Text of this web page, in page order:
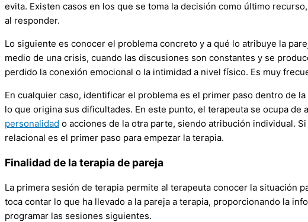
evita. Existen casos en los que se toma la decisión como último
al responder.
Lo siguiente es conocer el problema concreto y a qué lo atribuye la
medio de una crisis, cuando las discusiones son constantes y se
perdido la conexión emocional o la intimidad a nivel físico. Es muy
En cualquier caso, identificar el problema es el primer paso dentro de
lo que origina sus dificultades. En este punto, el terapeuta se ocupa
personalidad o acciones de la otra parte, siendo atribución individual.
relacional es el primer paso para empezar la terapia.
Finalidad de la terapia de pareja
La primera sesión de terapia permite al terapeuta conocer la situación
toca contar lo que ha llevado a la pareja a terapia, proporcionando la
programar las sesiones siguientes.